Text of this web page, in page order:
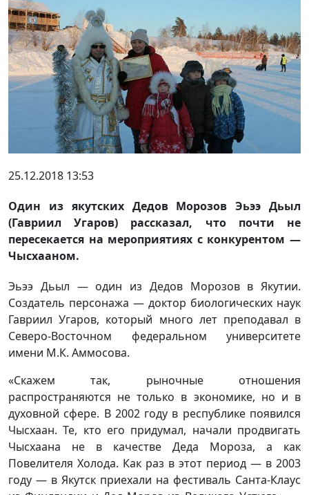
25.12.2018 13:53
Один из якутских Дедов Морозов Эьээ Дьыл
(Гавриил Угаров) рассказал, что почти не
пересекается на мероприятиях с конкурентом —
Чысхааном.
Эьээ Дьыл — один из Дедов Морозов в Якутии.
Создатель персонажа — доктор биологических наук
Гавриил Угаров, который много лет преподавал в
Северо-Восточном федеральном университете
имени М.К. Аммосова.
«Скажем так, рыночные отношения
распространяются не только в экономике, но и в
духовной сфере. В 2002 году в республике появился
Чысхаан. Те, кто его придумал, начали продвигать
Чысхаана не в качестве Деда Мороза, а как
Повелителя Холода. Как раз в этот период — в 2003
году — в Якутск приехали на фестиваль Санта-Клаус